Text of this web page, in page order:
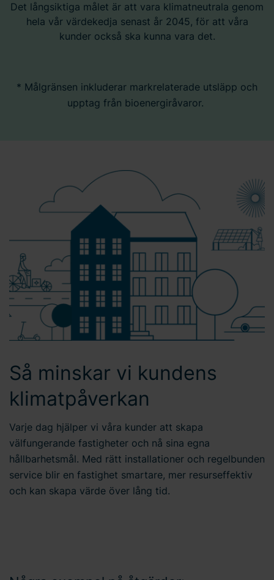
Det långsiktiga målet är att vara klimatneutrala genom
hela vår värdekedja senast år 2045, för att våra
kunder också ska kunna vara det.
* Målgränsen inkluderar markrelaterade utsläpp och
upptag från bioenergiråvaror.
Så minskar vi kundens
klimatpåverkan
Varje dag hjälper vi våra kunder att skapa
välfungerande fastigheter och nå sina egna
hållbarhetsmål. Med rätt installationer och regelbunden
service blir en fastighet smartare, mer resurseffektiv
och kan skapa värde över lång tid.